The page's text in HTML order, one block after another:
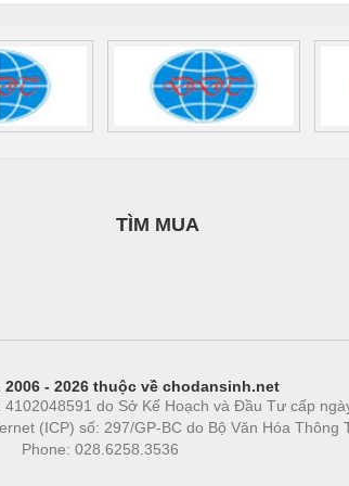
TÌM MUA
2006 - 2026 thuộc về chodansinh.net
do Sở Kế Hoạch và Đầu Tư cấp
(ICP) số: 297/GP-BC do Bộ Văn Hóa Thông
Phone: 028.6258.3536